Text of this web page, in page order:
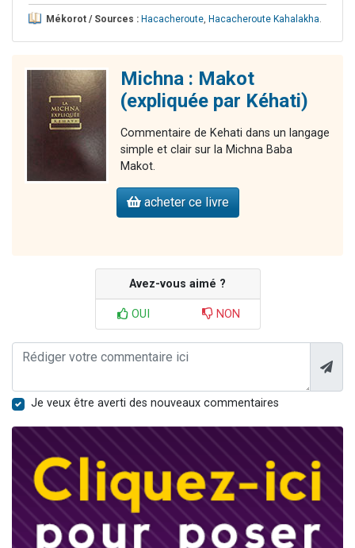
Mékorot / Sources : Hacacheroute, Hacacheroute Kahalakha.
Michna : Makot
(expliquée par Kéhati)
Commentaire de Kehati dans un langage
simple et clair sur la Michna Baba
Makot.
acheter ce livre
Avez-vous aimé ?
OUI NON
Je veux être averti des nouveaux commentaires